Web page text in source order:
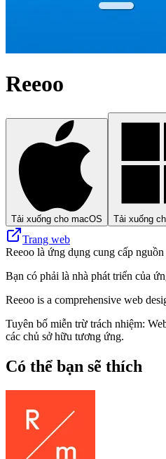
Reeoo
Tải xuống cho macOS Tải xuống
Trang web
Reeoo là ứng dụng cung cấp
Bạn có phải là nhà phát triển của
Reeoo is a comprehensive web
Tuyên bố miễn trừ trách nhiệm:
các chủ sở hữu tương ứng.
Có thể bạn sẽ thích